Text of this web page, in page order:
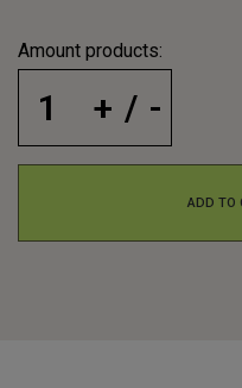
Amount products:
ADD TO